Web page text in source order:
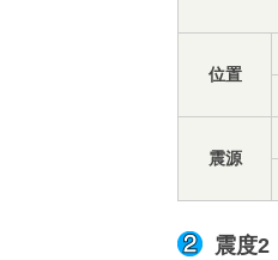
位置
震源
震度2